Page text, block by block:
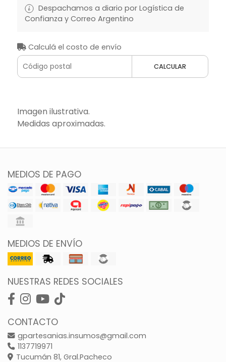
Despachamos a diario por Logística de
Confianza y Correo Argentino
Calculá el costo de envío
CALCULAR
Imagen ilustrativa.
Medidas aproximadas.
MEDIOS DE PAGO
MEDIOS DE ENVÍO
NUESTRAS REDES SOCIALES
CONTACTO
gpartesanias.insumos@gmail.com
1137719971
Tucumán 81, Gral.Pacheco